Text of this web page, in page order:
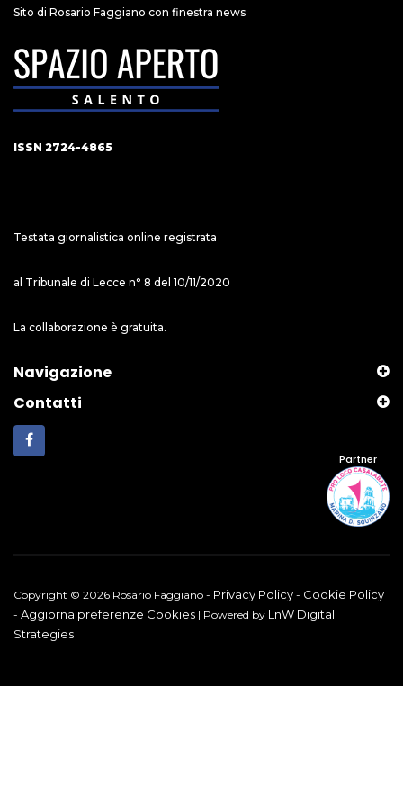
Sito di Rosario Faggiano con finestra news
ISSN 2724-4865
Testata giornalistica online registrata
al Tribunale di Lecce n° 8 del 10/11/2020
La collaborazione è gratuita.
Navigazione
Contatti
Partner
Copyright © 2026 Rosario Faggiano - Privacy Policy - Cookie Policy
- Aggiorna preferenze Cookies | Powered by LnW Digital
Strategies